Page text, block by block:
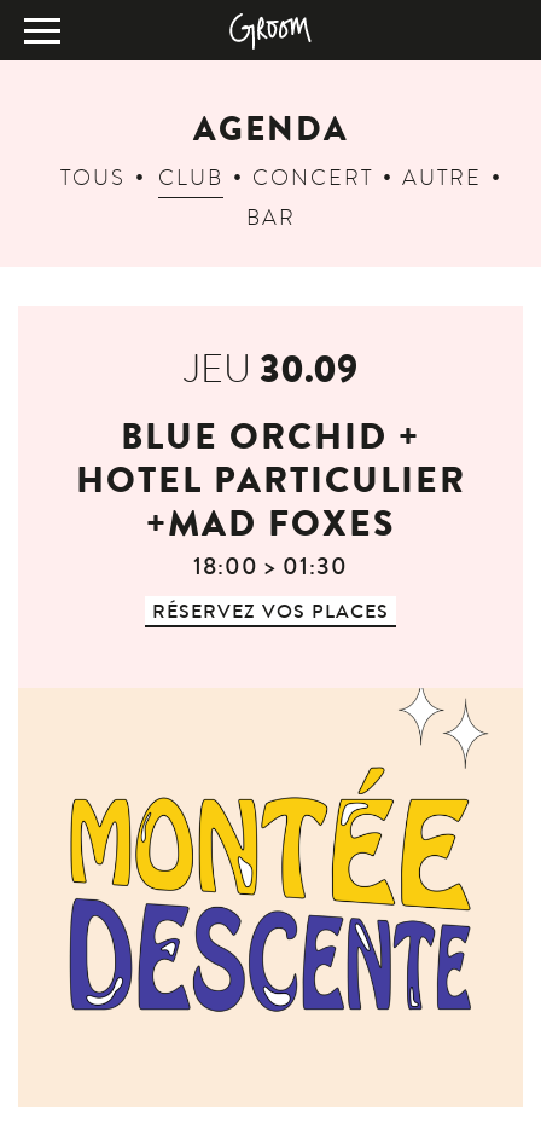
AGENDA
TOUS CLUB CONCERT
AUTRE
BAR
JEU 30.09
BLUE ORCHID +
HOTEL PARTICULIER
+MAD FOXES
18:00 > 01:30
RÉSERVEZ VOS PLACES